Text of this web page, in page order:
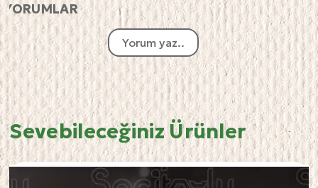
YORUMLAR
Yorum yaz..
Sevebileceğiniz Ürünler